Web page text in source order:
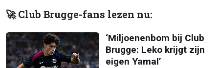
🚀 Club Brugge-fans lezen nu:
‘Miljoenenbom bij Club
Brugge: Leko krijgt zijn
eigen Yamal’